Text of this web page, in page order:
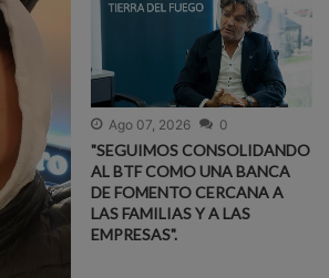
Ago 07, 2026 0
"SEGUIMOS CONSOLIDANDO
AL BTF COMO UNA BANCA
DE FOMENTO CERCANA A
LAS FAMILIAS Y A LAS
EMPRESAS".